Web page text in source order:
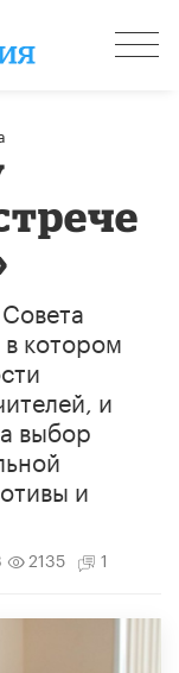
котором
и
выбор
и
2135 1